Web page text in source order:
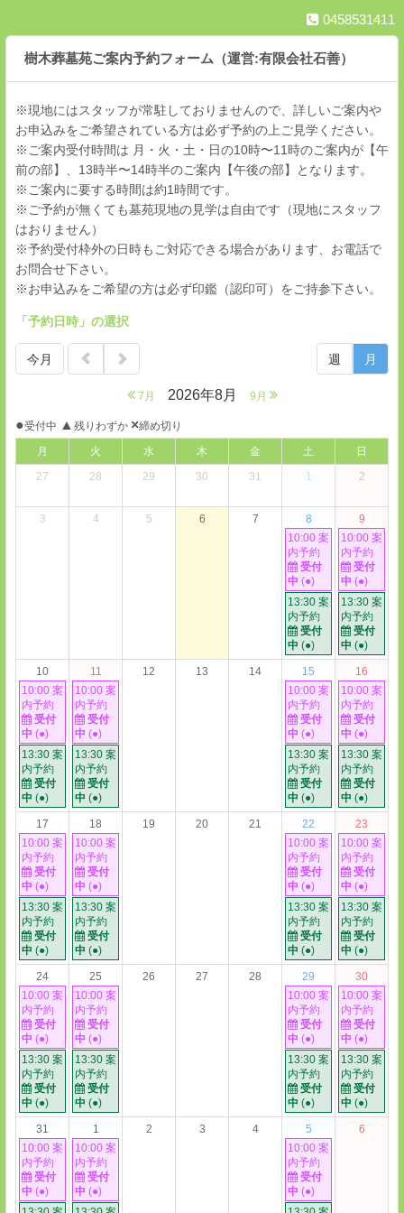
0458531411
樹木葬墓苑ご案内予約フォーム（運営:有限会社石善）
※現地にはスタッフが常駐しておりませんので、詳しいご案内や
お申込みをご希望されている方は必ず予約の上ご見学ください。
※ご案内受付時間は 月・火・土・日の10時〜11時のご案内が【午
前の部】、13時半〜14時半のご案内【午後の部】となります。
※ご案内に要する時間は約1時間です。
※ご予約が無くても墓苑現地の見学は自由です（現地にスタッフ
はおりません）
※予約受付枠外の日時もご対応できる場合があります、お電話で
お問合せ下さい。
※お申込みをご希望の方は必ず印鑑（認印可）をご持参下さい。
「予約日時」の選択
今月
7月 2026年8月 9月
週 月
●受付中 ▲ 残りわずか ×締め切り
月
火 水 木 金 土
日
27
28 29 30 31 1 2
3 4 5 6 7
8
10:00 案
内予約
受付
中 (●)
13:30 案
内予約
受付
中 (●)
9
10:00 案
内予約
受付
中 (●)
13:30 案
内予約
受付
中 (●)
10
10:00 案
内予約
受付
中 (●)
13:30 案
内予約
受付
中 (●)
11
10:00 案
内予約
受付
中 (●)
13:30 案
内予約
受付
中 (●)
12 13 14
15
10:00 案
内予約
受付
中 (●)
13:30 案
内予約
受付
中 (●)
16
10:00 案
内予約
受付
中 (●)
13:30 案
内予約
受付
中 (●)
17
10:00 案
内予約
受付
中 (●)
13:30 案
内予約
受付
中 (●)
18
10:00 案
内予約
受付
中 (●)
13:30 案
内予約
受付
中 (●)
19 20 21
22
10:00 案
内予約
受付
中 (●)
13:30 案
内予約
受付
中 (●)
23
10:00 案
内予約
受付
中 (●)
13:30 案
内予約
受付
中 (●)
24
10:00 案
内予約
受付
中 (●)
13:30 案
内予約
受付
中 (●)
25
10:00 案
内予約
受付
中 (●)
13:30 案
内予約
受付
中 (●)
26 27 28
29
10:00 案
内予約
受付
中 (●)
13:30 案
内予約
受付
中 (●)
30
10:00 案
内予約
受付
中 (●)
13:30 案
内予約
受付
中 (●)
31
10:00 案
内予約
受付
中 (●)
1
10:00 案
内予約
受付
中 (●)
2 3 4
5
10:00 案
内予約
受付
中 (●)
6